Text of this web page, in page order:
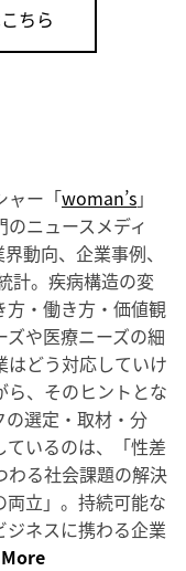
ちら
ャー「woman’s」
ニュースメディ
動向、企業事例、
計。疾病構造の変
・働き方・価値観
や医療ニーズの細
どう対応していけ
ら、そのヒントとな
の選定・取材・分
いるのは、「性差
わる社会課題の解決
両立」。持続可能な
ネスに携わる企業